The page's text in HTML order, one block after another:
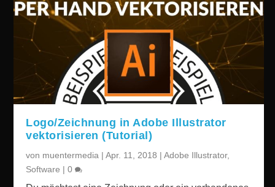
Logo/Zeichnung in Adobe Illustrator
vektorisieren (Tutorial)
von muentermedia |Apr. 11, 2018 |Adobe Illustrator,
Software |0